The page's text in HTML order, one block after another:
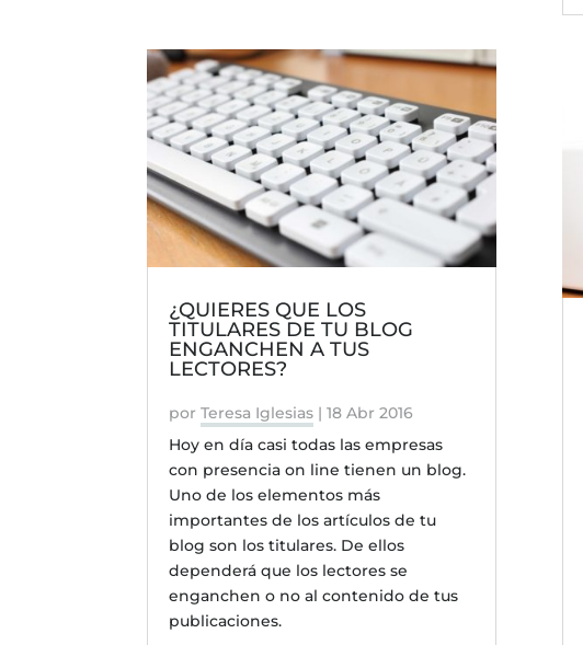
¿QUIERES QUE LOS
TITULARES DE TU BLOG
ENGANCHEN A TUS
LECTORES?
porTeresa Iglesias |18 Abr 2016
Hoy en día casi todas las empresas
con presencia on line tienen un blog.
Uno de los elementos más
importantes de los artículos de tu
blog son los titulares. De ellos
dependerá que los lectores se
enganchen o no al contenido de tus
publicaciones.